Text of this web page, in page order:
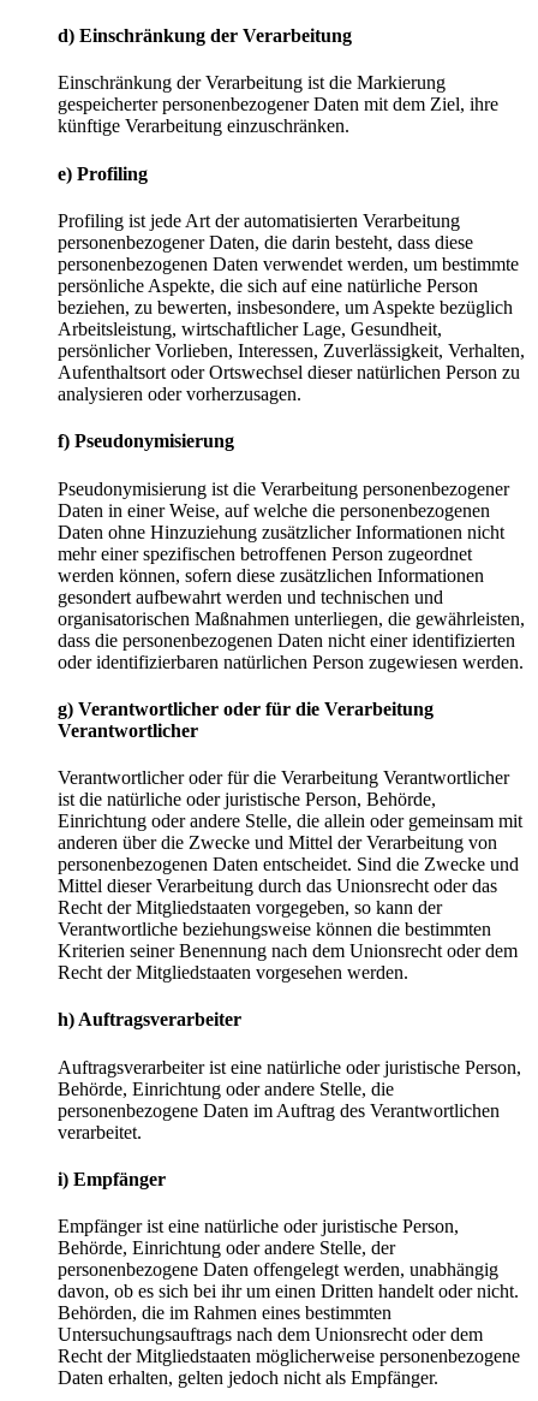
d) Einschränkung der Verarbeitung
Einschränkung der Verarbeitung ist die Markierung
gespeicherter personenbezogener Daten mit dem Ziel, ihre
künftige Verarbeitung einzuschränken.
e) Profiling
Profiling ist jede Art der automatisierten Verarbeitung
personenbezogener Daten, die darin besteht, dass diese
personenbezogenen Daten verwendet werden, um bestimmte
persönliche Aspekte, die sich auf eine natürliche Person
beziehen, zu bewerten, insbesondere, um Aspekte bezüglich
Arbeitsleistung, wirtschaftlicher Lage, Gesundheit,
persönlicher Vorlieben, Interessen, Zuverlässigkeit, Verhalten,
Aufenthaltsort oder Ortswechsel dieser natürlichen Person zu
analysieren oder vorherzusagen.
f) Pseudonymisierung
Pseudonymisierung ist die Verarbeitung personenbezogener
Daten in einer Weise, auf welche die personenbezogenen
Daten ohne Hinzuziehung zusätzlicher Informationen nicht
mehr einer spezifischen betroffenen Person zugeordnet
werden können, sofern diese zusätzlichen Informationen
gesondert aufbewahrt werden und technischen und
organisatorischen Maßnahmen unterliegen, die gewährleisten,
dass die personenbezogenen Daten nicht einer identifizierten
oder identifizierbaren natürlichen Person zugewiesen werden.
g) Verantwortlicher oder für die Verarbeitung
Verantwortlicher
Verantwortlicher oder für die Verarbeitung Verantwortlicher
ist die natürliche oder juristische Person, Behörde,
Einrichtung oder andere Stelle, die allein oder gemeinsam mit
anderen über die Zwecke und Mittel der Verarbeitung von
personenbezogenen Daten entscheidet. Sind die Zwecke und
Mittel dieser Verarbeitung durch das Unionsrecht oder das
Recht der Mitgliedstaaten vorgegeben, so kann der
Verantwortliche beziehungsweise können die bestimmten
Kriterien seiner Benennung nach dem Unionsrecht oder dem
Recht der Mitgliedstaaten vorgesehen werden.
h) Auftragsverarbeiter
Auftragsverarbeiter ist eine natürliche oder juristische Person,
Behörde, Einrichtung oder andere Stelle, die
personenbezogene Daten im Auftrag des Verantwortlichen
verarbeitet.
i) Empfänger
Empfänger ist eine natürliche oder juristische Person,
Behörde, Einrichtung oder andere Stelle, der
personenbezogene Daten offengelegt werden, unabhängig
davon, ob es sich bei ihr um einen Dritten handelt oder nicht.
Behörden, die im Rahmen eines bestimmten
Untersuchungsauftrags nach dem Unionsrecht oder dem
Recht der Mitgliedstaaten möglicherweise personenbezogene
Daten erhalten, gelten jedoch nicht als Empfänger.